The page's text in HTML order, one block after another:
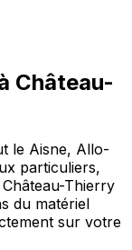
Château-
le Aisne, Allo-
particuliers,
Thierry
du matériel
sur votre